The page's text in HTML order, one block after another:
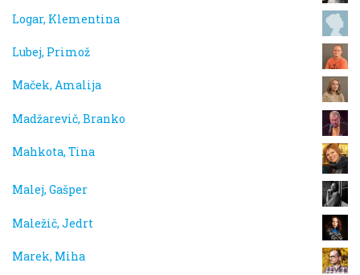
Logar, Klementina
Lubej, Primož
Maček, Amalija
Madžarevič, Branko
Mahkota, Tina
Malej, Gašper
Maležič, Jedrt
Marek, Miha